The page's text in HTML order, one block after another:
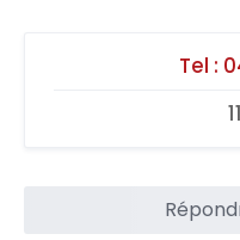
Tel :